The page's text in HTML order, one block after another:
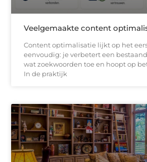
Veelgemaakte content
Content optimalisatie lijkt op het
eenvoudig: je verbetert een
wat zoekwoorden toe en hoopt op
In de praktijk